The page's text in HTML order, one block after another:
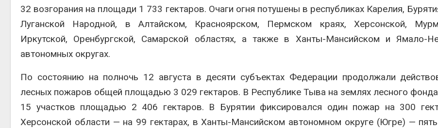
32 возгорания на площади 1 733 гектаров. Очаги огня потушены в республиках Карелия,
Луганской Народной, в Алтайском, Красноярском, Пермском краях, Херсонской,
Иркутской, Оренбургской, Самарской областях, а также в Ханты-Мансийском и Ямало-
автономных округах.
По состоянию на полночь 12 августа в десяти субъектах Федерации продолжали
лесных пожаров общей площадью 3 029 гектаров. В Республике Тыва на землях лесного
15 участков площадью 2 406 гектаров. В Бурятии фиксировался один пожар на 300
Херсонской области — на 99 гектарах, в Ханты-Мансийском автономном округе (Югре) —